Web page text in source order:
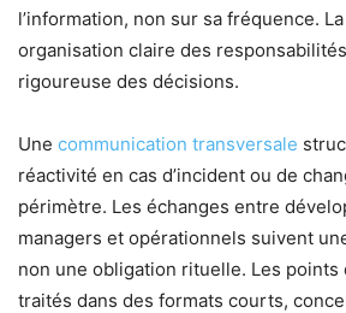
l’information, non sur sa fréquence.
organisation claire des
rigoureuse des décisions.
Une communication transversale
réactivité en cas d’incident ou de
périmètre. Les échanges entre
managers et opérationnels suivent
non une obligation rituelle. Les
traités dans des formats courts,